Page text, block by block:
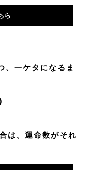
ら
、一ケタになるま
は、運命数がそれ